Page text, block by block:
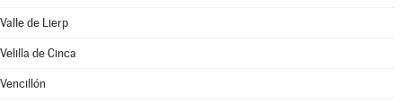
Valle de Lierp
Velilla de Cinca
Vencillón